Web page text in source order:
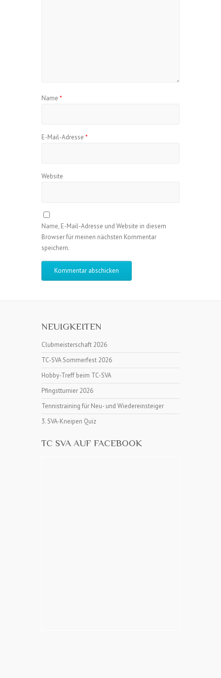
Name *
E-Mail-Adresse *
Website
Name, E-Mail-Adresse und Website in diesem
Browser für meinen nächsten Kommentar
speichern.
NEUIGKEITEN
Clubmeisterschaft 2026
TC-SVA Sommerfest 2026
Hobby-Treff beim TC-SVA
Pfingstturnier 2026
Tennistraining für Neu- und Wiedereinsteiger
3. SVA-Kneipen Quiz
TC SVA AUF FACEBOOK